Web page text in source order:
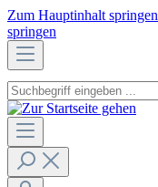
Zum Hauptinhalt springen
springen